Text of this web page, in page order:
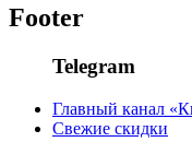
Footer
Telegram
Главный канал
Свежие скидки